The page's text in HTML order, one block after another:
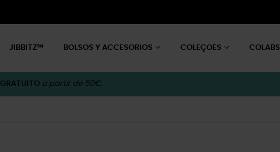
JIBBITZ™ BOLSOS Y ACCESORIOS COLEÇOES COLABS
GRATUITO a partir de 50€.